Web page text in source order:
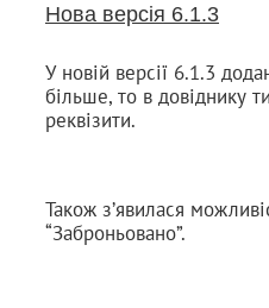
Нова версія 6.1.3
У новій версії 6.1.3
більше, то в довіднику
реквізити.
Також з’явилася
“Заброньовано”.